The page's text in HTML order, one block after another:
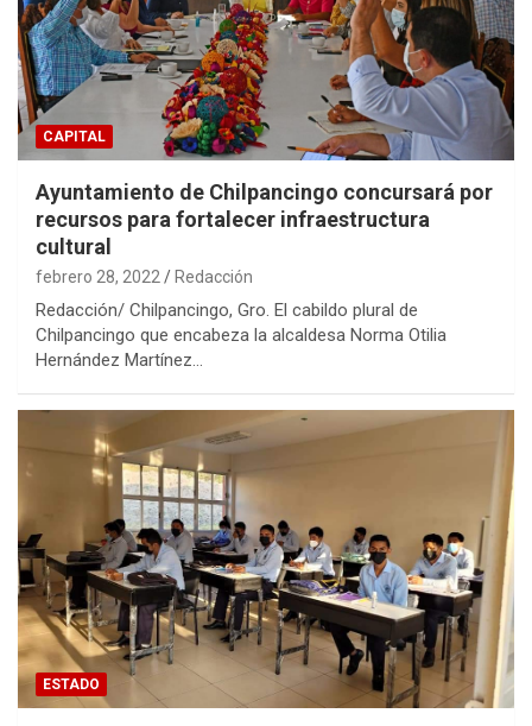
CAPITAL
Ayuntamiento de Chilpancingo concursará por
recursos para fortalecer infraestructura
cultural
febrero 28, 2022 Redacción
Redacción/ Chilpancingo, Gro. El cabildo plural de
Chilpancingo que encabeza la alcaldesa Norma Otilia
Hernández Martínez…
ESTADO